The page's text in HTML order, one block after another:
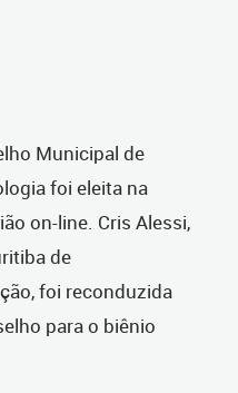
Municipal de
foi eleita na
on-line. Cris Alessi,
de
foi reconduzida
para o biênio